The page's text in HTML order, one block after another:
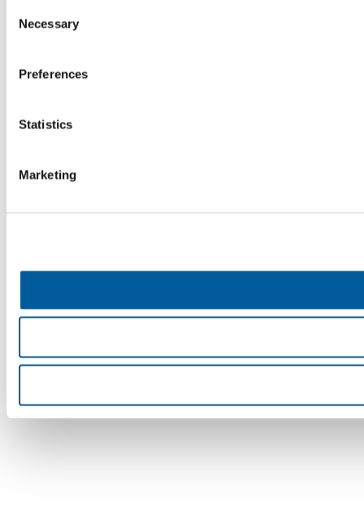
Selection
Necessary
Preferences
Statistics
Marketing